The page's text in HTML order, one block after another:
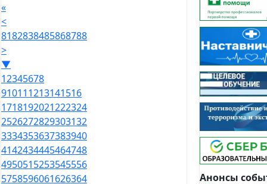
«
<
8182838485868788
>
▼
12345678
910111213141516
1718192021222324
2526272829303132
3334353637383940
4142434445464748
4950515253545556
5758596061626364
Анонсы